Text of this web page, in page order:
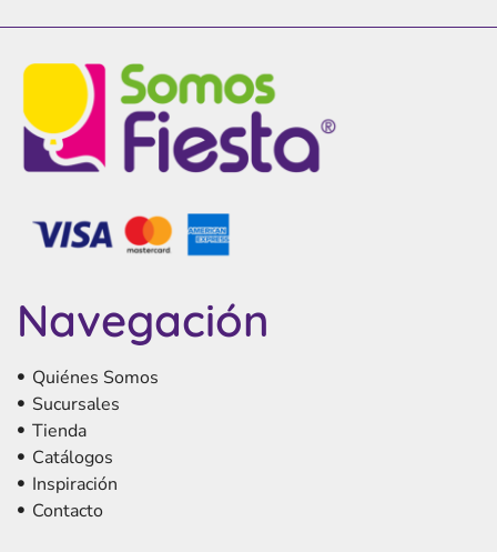
Navegación
Quiénes Somos
Sucursales
Tienda
Catálogos
Inspiración
Contacto